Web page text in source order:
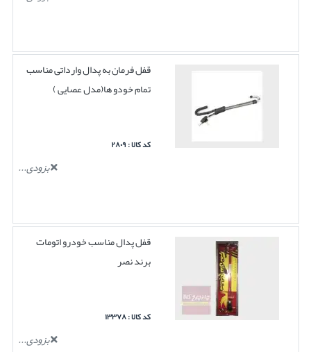
قفل فرمان به پدال وارداتی مناسب
تمام خودو ها(مدل عصایی )
کد کالا : ۲۸۰۹
بزودی...
قفل پدال مناسب خودرو اتومات
برند نصر
کد کالا : ۱۳۳۷۸
بزودی...